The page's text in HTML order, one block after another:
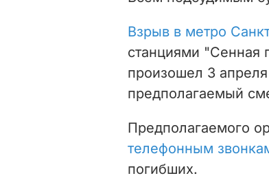
Взрыв в метро
станциями "Сенная
произошел 3
предполагаемый
Предполагаемого
телефонным
погибших.